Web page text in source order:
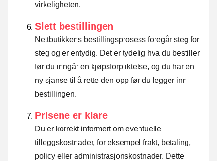
virkeligheten.
Slett bestillingen
Nettbutikkens bestillingsprosess foregår steg for
steg og er entydig. Det er tydelig hva du bestiller
før du inngår en kjøpsforpliktelse, og du har en
ny sjanse til å rette den opp før du legger inn
bestillingen.
Prisene er klare
Du er korrekt informert om eventuelle
tilleggskostnader, for eksempel frakt, betaling,
policy eller administrasjonskostnader. Dette